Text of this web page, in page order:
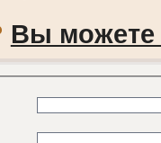
Вы можете